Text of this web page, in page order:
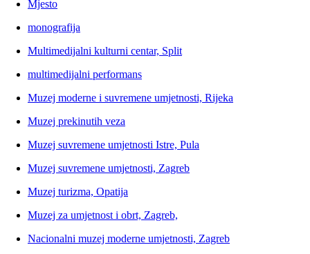
Mjesto
monografija
Multimedijalni kulturni centar, Split
multimedijalni performans
Muzej moderne i suvremene umjetnosti, Rijeka
Muzej prekinutih veza
Muzej suvremene umjetnosti Istre, Pula
Muzej suvremene umjetnosti, Zagreb
Muzej turizma, Opatija
Muzej za umjetnost i obrt, Zagreb,
Nacionalni muzej moderne umjetnosti, Zagreb